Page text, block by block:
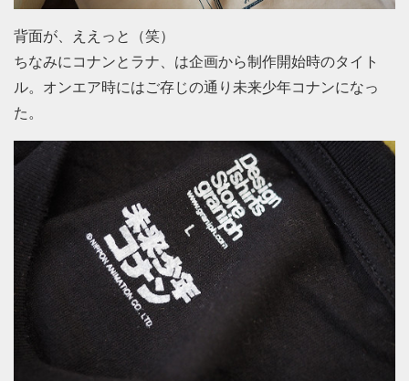
背面が、ええっと（笑）
ちなみにコナンとラナ、は企画から制作開始時のタイト
ル。オンエア時にはご存じの通り未来少年コナンになっ
た。